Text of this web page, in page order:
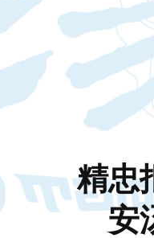
精忠
安